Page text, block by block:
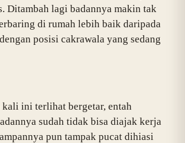
Ditambah lagi badannya makin tak
di rumah lebih baik daripada
posisi cakrawala yang sedang
ini terlihat bergetar, entah
sudah tidak bisa diajak kerja
pun tampak pucat dihiasi